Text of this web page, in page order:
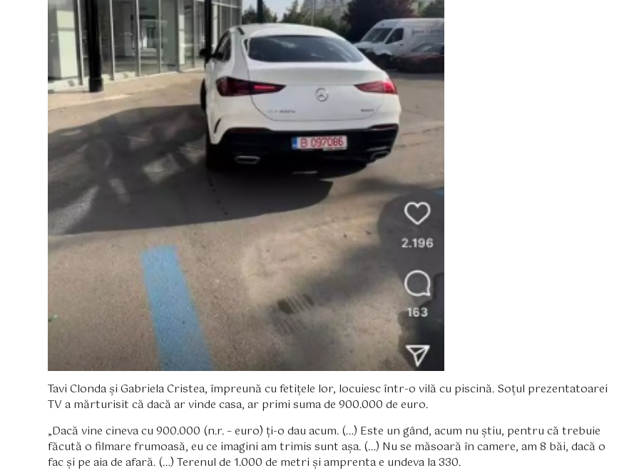
Tavi Clonda și Gabriela Cristea, împreună cu fetițele lor, locuiesc într-o vilă cu piscină. Soțul prezentatoarei
TV a mărturisit că dacă ar vinde casa, ar primi suma de 900.000 de euro.
„Dacă vine cineva cu 900.000 (n.r. – euro) ți-o dau acum. (…) Este un gând, acum nu știu, pentru că trebuie
făcută o filmare frumoasă, eu ce imagini am trimis sunt așa. (…) Nu se măsoară în camere, am 8 băi, dacă o
fac și pe aia de afară. (…) Terenul de 1.000 de metri și amprenta e undeva la 330.